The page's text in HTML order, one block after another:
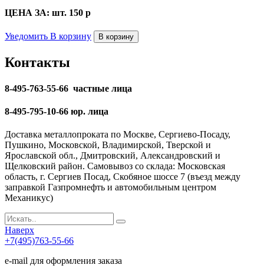
ЦЕНА ЗА: шт. 150 p
Уведомить В корзину В корзину
Контакты
8-495-763-55-66 частные лица
8-495-795-10-66 юр. лица
Доставка металлопроката по Москве, Сергиево-Посаду,
Пушкино, Московской, Владимирской, Тверской и
Ярославской обл., Дмитровский, Александровский и
Щелковский район. Самовывоз со склада: Московская
область, г. Сергиев Посад, Скобяное шоссе 7 (въезд между
заправкой Газпромнефть и автомобильным центром
Механикус)
Наверх
+7(495)763-55-66
e-mail для оформления заказа